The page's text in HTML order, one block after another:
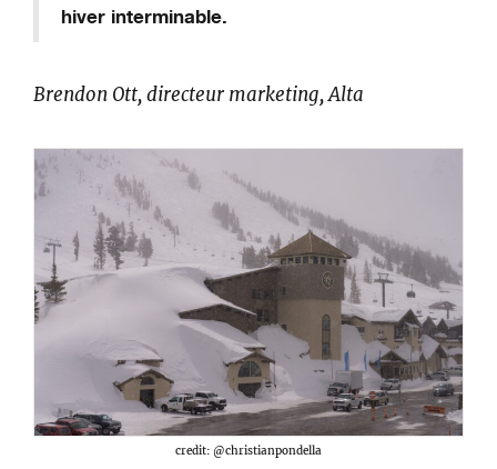
hiver interminable.
Brendon Ott, directeur marketing, Alta
credit: @christianpondella